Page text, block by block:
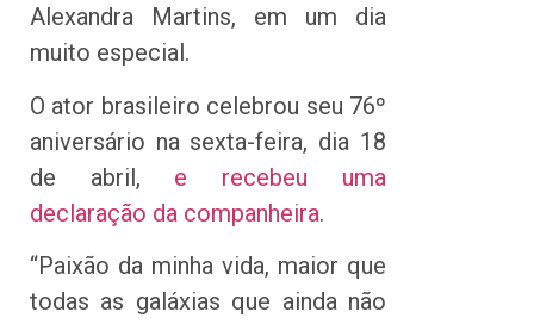
Alexandra Martins, em um dia
muito especial.
O ator brasileiro celebrou seu 76º
aniversário na sexta-feira, dia 18
de abril, e recebeu uma
declaração da companheira.
“Paixão da minha vida, maior que
todas as galáxias que ainda não